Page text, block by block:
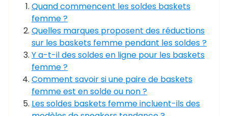
Quand commencent les soldes baskets
femme ?
Quelles marques proposent des réductions
sur les baskets femme pendant les soldes ?
Y a-t-il des soldes en ligne pour les baskets
femme ?
Comment savoir si une paire de baskets
femme est en solde ou non ?
Les soldes baskets femme incluent-ils des